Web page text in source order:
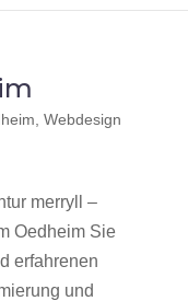
Webdesign
merryll –
Oedheim Sie
erfahrenen
und